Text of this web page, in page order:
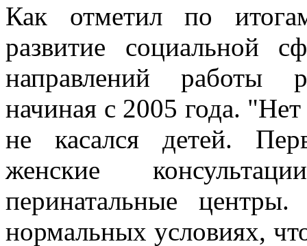
Как отметил по
развитие социальной
направлений работы
начиная с 2005 года.
не касался детей.
женские
перинатальные
нормальных условиях,